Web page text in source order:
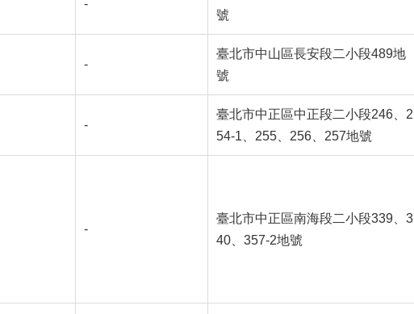
-
號
-
臺北市中山區長安段二小段489地
號
-
臺北市中正區中正段二小段246、2
54-1、255、256、257地號
-
臺北市中正區南海段二小段339、3
40、357-2地號